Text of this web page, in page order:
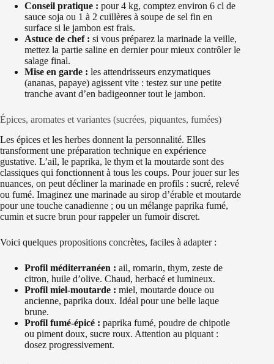
Conseil pratique : pour 4 kg, comptez environ 6 cl de
sauce soja ou 1 à 2 cuillères à soupe de sel fin en
surface si le jambon est frais.
Astuce de chef : si vous préparez la marinade la veille,
mettez la partie saline en dernier pour mieux contrôler le
salage final.
Mise en garde : les attendrisseurs enzymatiques
(ananas, papaye) agissent vite : testez sur une petite
tranche avant d’en badigeonner tout le jambon.
Épices, aromates et variantes (sucrées, piquantes, fumées)
Les épices et les herbes donnent la personnalité. Elles
transforment une préparation technique en expérience
gustative. L’ail, le paprika, le thym et la moutarde sont des
classiques qui fonctionnent à tous les coups. Pour jouer sur les
nuances, on peut décliner la marinade en profils : sucré, relevé
ou fumé. Imaginez une marinade au sirop d’érable et moutarde
pour une touche canadienne ; ou un mélange paprika fumé,
cumin et sucre brun pour rappeler un fumoir discret.
Voici quelques propositions concrètes, faciles à adapter :
Profil méditerranéen : ail, romarin, thym, zeste de
citron, huile d’olive. Chaud, herbacé et lumineux.
Profil miel-moutarde : miel, moutarde douce ou
ancienne, paprika doux. Idéal pour une belle laque
brune.
Profil fumé-épicé : paprika fumé, poudre de chipotle
ou piment doux, sucre roux. Attention au piquant :
dosez progressivement.